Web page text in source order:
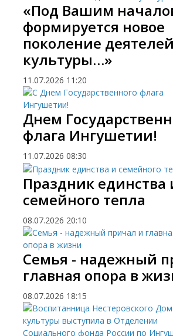
«Под Вашим
формируется новое
поколение деятелей
культуры…»
11.07.2026 11:20
Днем
флага Ингушетии!
11.07.2026 08:30
Праздник единства
семейного тепла
08.07.2026 20:10
Семья - надежный
главная опора в
08.07.2026 18:15